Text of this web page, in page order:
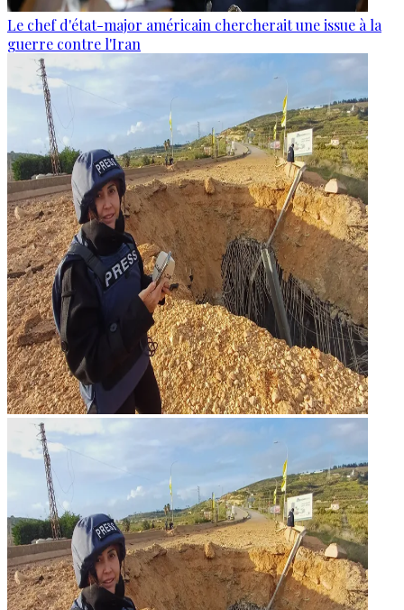
Le chef d'état-major américain chercherait une issue à la
guerre contre l'Iran